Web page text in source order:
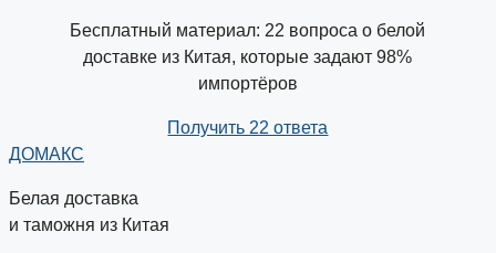
Бесплатный материал: 22 вопроса о белой
доставке из Китая, которые задают 98%
импортёров
Получить 22 ответа
ДОМАКС
Белая доставка
и таможня из Китая